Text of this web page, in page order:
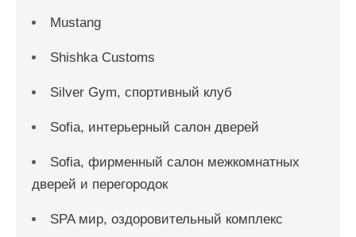
Mustang
Shishka Customs
Silver Gym, спортивный клуб
Sofia, интерьерный салон дверей
Sofia, фирменный салон межкомнатных
дверей и перегородок
SPA мир, оздоровительный комплекс